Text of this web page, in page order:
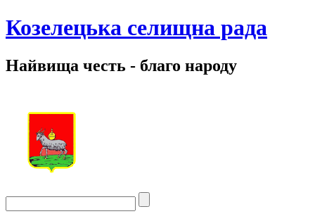
Козелецька селищна рада
Найвища честь - благо народу